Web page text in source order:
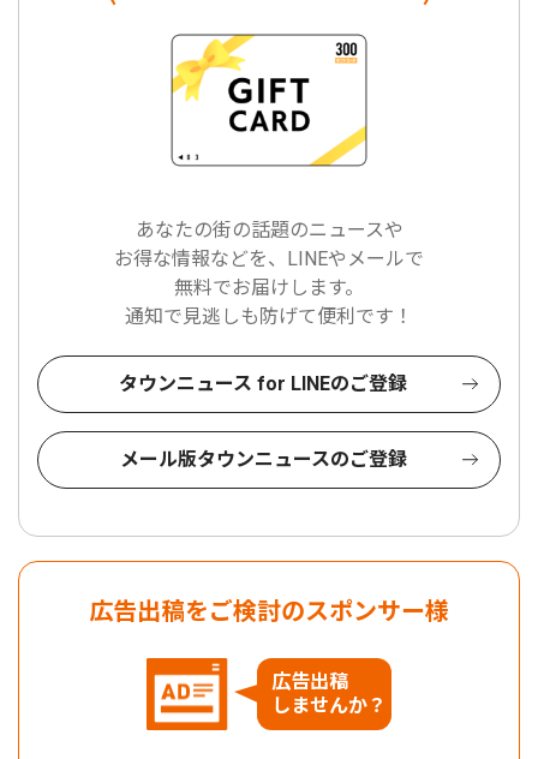
あなたの街の話題のニュースや
お得な情報などを、LINEやメールで
無料でお届けします。
通知で見逃しも防げて便利です！
タウンニュース for LINEのご登録
メール版タウンニュースのご登録
広告出稿をご検討のスポンサー様
広告出稿
しませんか？